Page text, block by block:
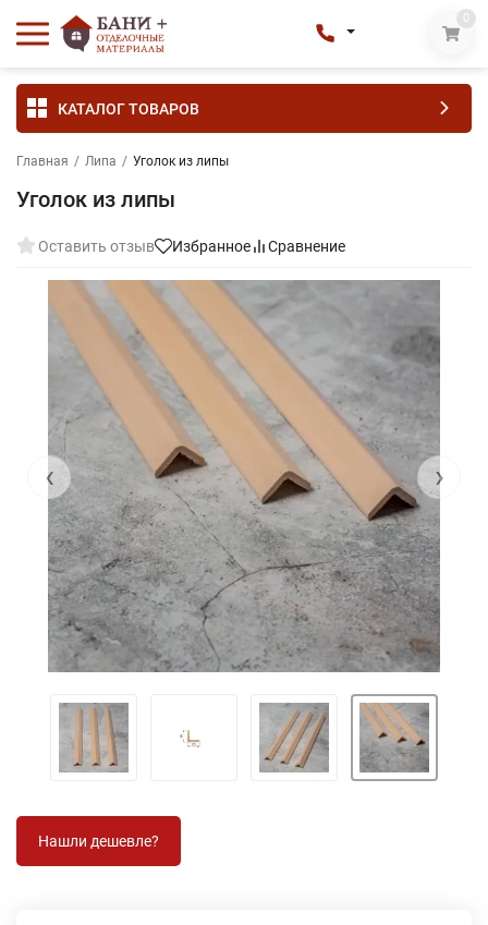
0
КАТАЛОГ ТОВАРОВ
Главная / Липа / Уголок из липы
Уголок из липы
Оставить отзыв Избранное Сравнение
‹ ›